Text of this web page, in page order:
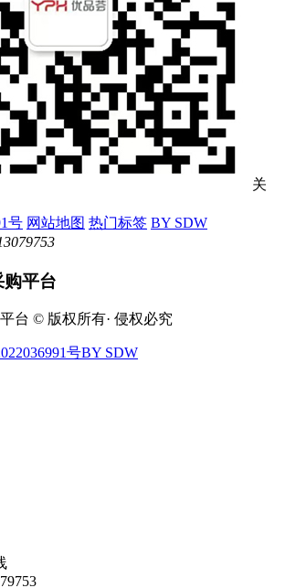
关
号 网站地图 热门标签 BY SDW
平台
台 © 版权所有· 侵权必究
号BY SDW